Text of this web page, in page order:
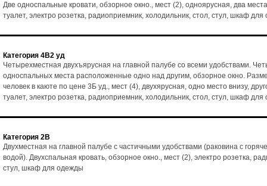
Две односпальные кровати, обзорное окно., мест (2), одноярусная, два
туалет, электро розетка, радиоприемник, холодильник, стол, стул, шкаф
Категория 4В2 уд
Четырехместная двухъярусная на главной палубе со всеми удобствами.
односпальных места расположенные одно над другим, обзорное окно.
человек в каюте по цене 3Б уд., мест (4), двухярусная, одно место внизу,
туалет, электро розетка, радиоприемник, холодильник, стол, стул, шкаф
Категория 2В
Двухместная на главной палубе с частичными удобствами (раковина с
водой). Двухспальная кровать, обзорное окно., мест (2), электро розетка,
стул, шкаф для одежды